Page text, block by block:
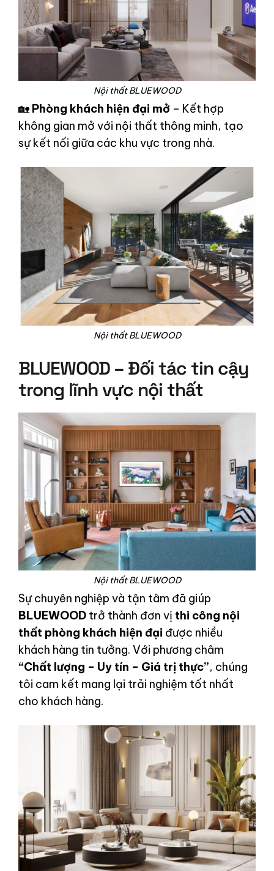
Nội thất BLUEWOOD
🏡 Phòng khách hiện đại mở – Kết hợp
không gian mở với nội thất thông minh, tạo
sự kết nối giữa các khu vực trong nhà.
Nội thất BLUEWOOD
BLUEWOOD – Đối tác tin cậy
trong lĩnh vực nội thất
Nội thất BLUEWOOD
Sự chuyên nghiệp và tận tâm đã giúp
BLUEWOOD trở thành đơn vị thi công nội
thất phòng khách hiện đại được nhiều
khách hàng tin tưởng. Với phương châm
“Chất lượng – Uy tín – Giá trị thực”, chúng
tôi cam kết mang lại trải nghiệm tốt nhất
cho khách hàng.